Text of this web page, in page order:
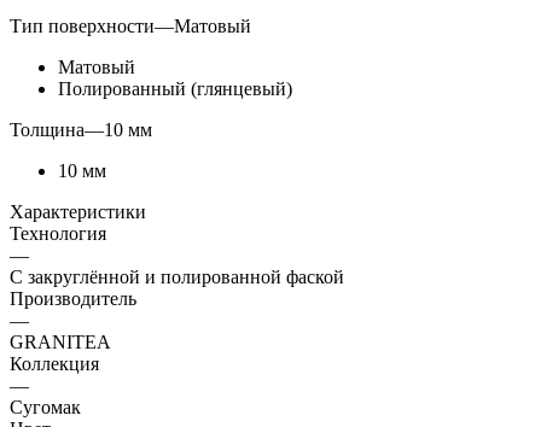
Тип поверхности—Матовый
Матовый
Полированный (глянцевый)
Толщина—10 мм
10 мм
Характеристики
Технология
—
С закруглённой и полированной фаской
Производитель
—
GRANITEA
Коллекция
—
Сугомак